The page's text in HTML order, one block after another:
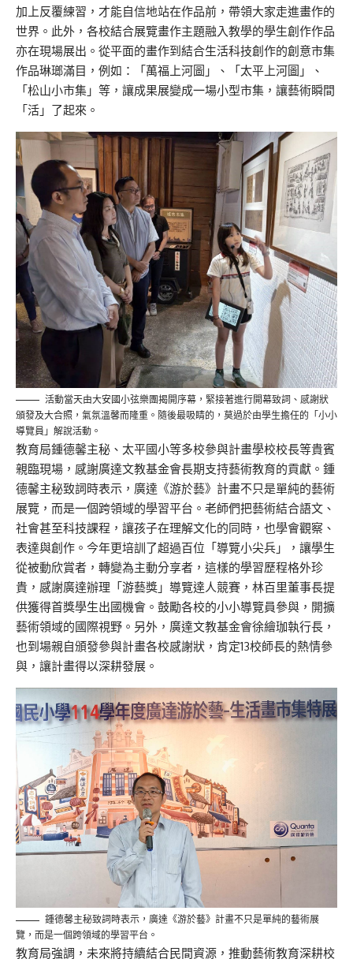
加上反覆練習，才能自信地站在作品前，帶領大家走進畫作的
世界。此外，各校結合展覽畫作主題融入教學的學生創作作品
亦在現場展出。從平面的畫作到結合生活科技創作的創意市集
作品琳瑯滿目，例如：「萬福上河圖」、「太平上河圖」、
「松山小市集」等，讓成果展變成一場小型市集，讓藝術瞬間
「活」了起來。
活動當天由大安國小弦樂團揭開序幕，緊接著進行開幕致詞、感謝狀
頒發及大合照，氣氛溫馨而隆重。隨後最吸睛的，莫過於由學生擔任的「小小
導覽員」解說活動。
教育局鍾德馨主秘、太平國小等多校參與計畫學校校長等貴賓
親臨現場，感謝廣達文教基金會長期支持藝術教育的貢獻。鍾
德馨主秘致詞時表示，廣達《游於藝》計畫不只是單純的藝術
展覽，而是一個跨領域的學習平台。老師們把藝術結合語文、
社會甚至科技課程，讓孩子在理解文化的同時，也學會觀察、
表達與創作。今年更培訓了超過百位「導覽小尖兵」，讓學生
從被動欣賞者，轉變為主動分享者，這樣的學習歷程格外珍
貴，感謝廣達辦理「游藝獎」導覽達人競賽，林百里董事長提
供獲得首獎學生出國機會。鼓勵各校的小小導覽員參與，開擴
藝術領域的國際視野。另外，廣達文教基金會徐繪珈執行長，
也到場親自頒發參與計畫各校感謝狀，肯定13校師長的熱情參
與，讓計畫得以深耕發展。
鍾德馨主秘致詞時表示，廣達《游於藝》計畫不只是單純的藝術展
覽，而是一個跨領域的學習平台。
教育局強調，未來將持續結合民間資源，推動藝術教育深耕校